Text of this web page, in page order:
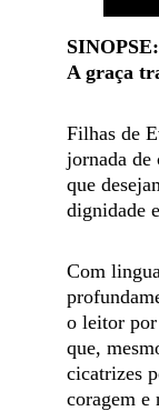
SINOPSE:
A graça
Filhas de
jornada de
que
dignidade
Com
o leitor
que,
cicatrizes
coragem e